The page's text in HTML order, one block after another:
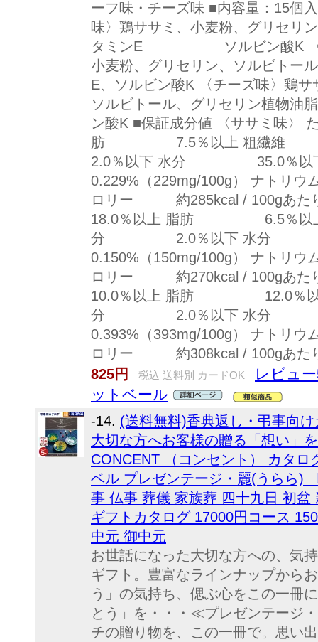
ーフ味・チーズ味 ■内容量：15個
味〉鶏ササミ、小麦粉、グリセリ
タミンE ソルビン酸K 〈ビ
小麦粉、グリセリン、ソル
E、ソルビン酸K 〈チーズ味〉鶏
ソルビトール、グリセリン
ン酸K ■保証成分値 〈ササミ味
肪 7.5％以上 粗繊
2.0％以下 水分 35.0
0.229%（229mg/100g） ナトリ
ロリー 約285kcal / 100gあた
18.0％以上 脂肪 6.5％以
分 2.0％以下 水分
0.150%（150mg/100g） ナトリ
ロリー 約270kcal / 100gあた
10.0％以上 脂肪 12.0％
分 2.0％以下 水分
0.393%（393mg/100g） ナトリ
ロリー 約308kcal / 100gあた
825円
税込 送料別 カードOK
レビュ
ットベール
-14. (送料無料)香典返し・弔事向
大切な方へお客様の贈る「想い」
CONCENT （コンセント） カタ
ベル プレゼンテージ・麗(うらら)
事 仏事 葬儀 家族葬 四十九日 初
ギフトカタログ 17000円コース
中元 御中元
お世話になった大切な方への、気
ギフト。豊富なラインナップから
う」の気持ち、偲ぶ心をこの一冊
とう」を・・・≪プレゼンテージ
チの贈り物を、この一冊で。思い